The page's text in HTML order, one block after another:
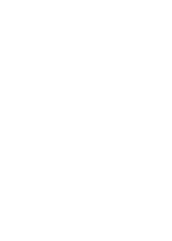
Flecken"
die Lärmaktionsplanung
der Flutlichtanlagen